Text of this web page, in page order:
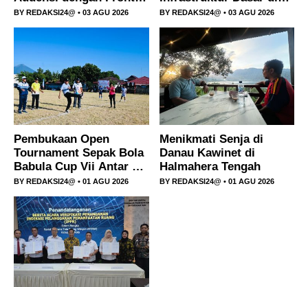
Petani Kelapa dan
PT.NICO.
BY REDAKSI24@ • 03 AGU 2026
Halmahera Tengah Kini
Dinikmati Warga
BY REDAKSI24@ • 03 AGU 2026
Pembukaan Open
Tournament Sepak Bola
Babula Cup Vii Antar RT
Se-Kelurahan Jambula
BY REDAKSI24@ • 01 AGU 2026
Menikmati Senja di
Danau Kawinet di
Halmahera Tengah
BY REDAKSI24@ • 01 AGU 2026